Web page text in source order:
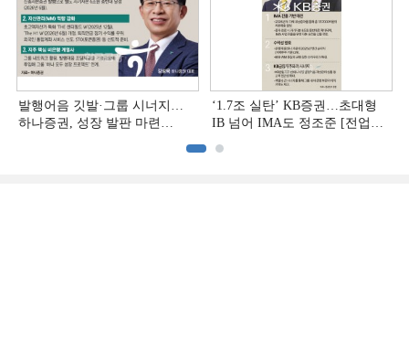
발행어음 깃발·그룹 시너지…
하나증권, 성장 발판 마련
‘1.7조 실탄’ KB증권…초대형
IB 넘어 IMA도 정조준 [전업계